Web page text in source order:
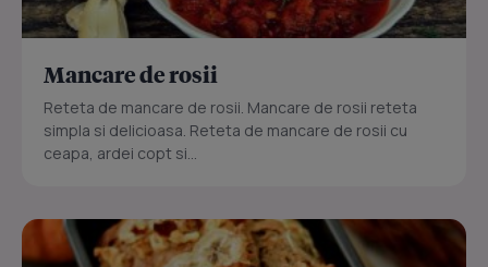
Mancare de rosii
Reteta de mancare de rosii. Mancare de rosii reteta
simpla si delicioasa. Reteta de mancare de rosii cu
ceapa, ardei copt si...